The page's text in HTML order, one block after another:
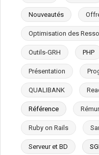
Nouveautés
Optimisation des
Outils-GRH PHP
Présentation
QUALIBANK
Référence
Ruby on Rails
Serveur et BD